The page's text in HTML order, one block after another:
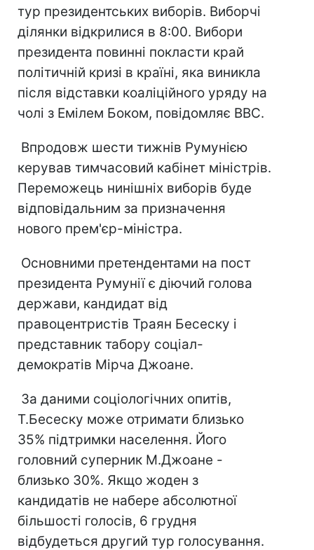
тур президентських виборів. Виборчі
ділянки відкрилися в 8:00. Вибори
президента повинні покласти край
політичній кризі в країні, яка виникла
після відставки коаліційного уряду на
чолі з Емілем Боком, повідомляє BBC.
Впродовж шести тижнів Румунією
керував тимчасовий кабінет міністрів.
Переможець нинішніх виборів буде
відповідальним за призначення
нового прем'єр-міністра.
Основними претендентами на пост
президента Румунії є діючий голова
держави, кандидат від
правоцентристів Траян Бесеску і
представник табору соціал-
демократів Мірча Джоане.
За даними соціологічних опитів,
Т.Бесеску може отримати близько
35% підтримки населення. Його
головний суперник М.Джоане -
близько 30%. Якщо жоден з
кандидатів не набере абсолютної
більшості голосів, 6 грудня
відбудеться другий тур голосування.